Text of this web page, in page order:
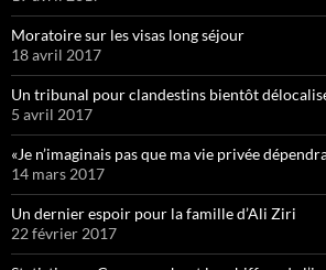
Moratoire sur les visas long séjour
18 avril 2017
Un tribunal pour clandestins bientôt
5 avril 2017
«Je n’imaginais pas que ma vie privée
14 mars 2017
Un dernier espoir pour la famille d’Ali Ziri
22 février 2017